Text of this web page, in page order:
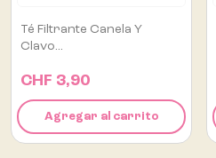
Té Filtrante Canela Y
Clavo...
CHF 3,90
Agregar al carrito